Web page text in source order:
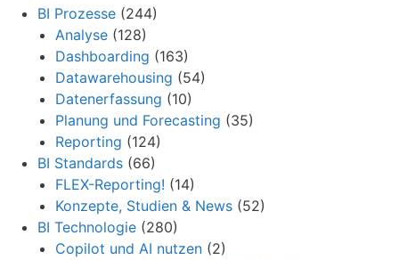
BI Prozesse (244)
Analyse (128)
Dashboarding (163)
Datawarehousing (54)
Datenerfassung (10)
Planung und Forecasting (35)
Reporting (124)
BI Standards (66)
FLEX-Reporting! (14)
Konzepte, Studien & News (52)
BI Technologie (280)
Copilot und AI nutzen (2)